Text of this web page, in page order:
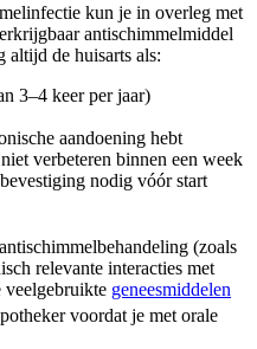
kun je in overleg met
antischimmelmiddel
altijd de huisarts als:
3–4 keer per jaar)
aandoening hebt
verbeteren binnen een week
nodig vóór start
(zoals
relevante interacties met
veelgebruikte geneesmiddelen
voordat je met orale